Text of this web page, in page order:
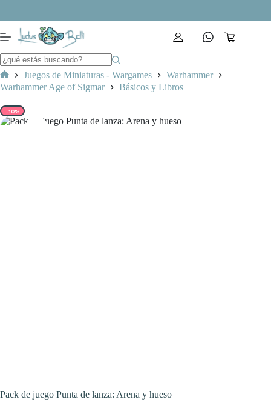
contenido
Carro
Inicio
Juegos de Miniaturas - Wargames
Warhammer
Warhammer Age of Sigmar
Básicos y Libros
-10%
Pack de juego Punta de lanza: Arena y hueso